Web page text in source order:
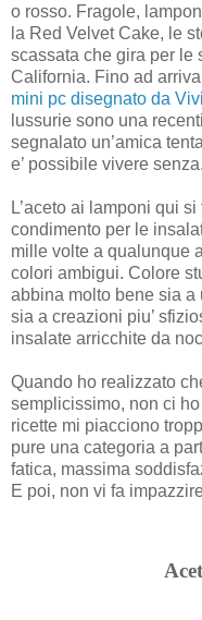
o rosso. Fragole,
la Red Velvet Cake, le
scassata che gira per le
California. Fino ad
mini pc disegnato da
lussurie sono una
segnalato un’amica
e’ possibile vivere
L’aceto ai lamponi qui
condimento per le
mille volte a qualunque
colori ambigui. Colore
abbina molto bene sia
sia a creazioni piu’
insalate arricchite da
Quando ho realizzato
semplicissimo, non ci
ricette mi piacciono
pure una categoria a
fatica, massima
E poi, non vi fa